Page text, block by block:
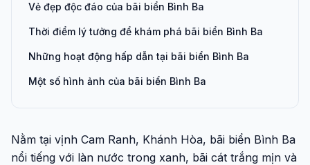
Vẻ đẹp độc đáo của bãi biển Bình Ba
Thời điểm lý tưởng để khám phá bãi biển Bình Ba
Những hoạt động hấp dẫn tại bãi biển Bình Ba
Một số hình ảnh của bãi biển Bình Ba
Nằm tại vịnh Cam Ranh, Khánh Hòa, bãi biển Bình Ba
nổi tiếng với làn nước trong xanh, bãi cát trắng mịn và